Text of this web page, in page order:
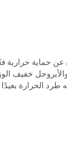
حماية حرارية
خفيف
طرد الحرارة